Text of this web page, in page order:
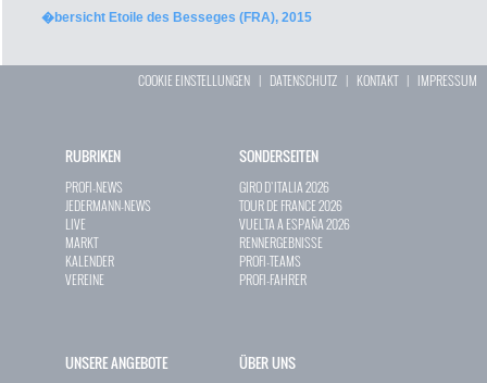
�bersicht Etoile des Besseges (FRA), 2015
COOKIE EINSTELLUNGEN | DATENSCHUTZ | KONTAKT| IMPRESSUM
RUBRIKEN
PROFI-NEWS
JEDERMANN-NEWS
LIVE
MARKT
KALENDER
VEREINE
SONDERSEITEN
GIRO D`ITALIA 2026
TOUR DE FRANCE 2026
VUELTA A ESPAÑA 2026
RENNERGEBNISSE
PROFI-TEAMS
PROFI-FAHRER
UNSERE ANGEBOTE ÜBER UNS